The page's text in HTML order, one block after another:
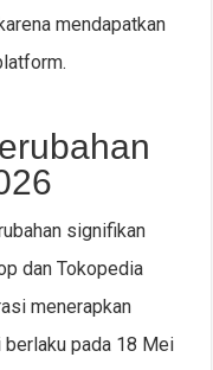
mendapatkan
signifikan
dan Tokopedia
menerapkan
berlaku pada 18 Mei